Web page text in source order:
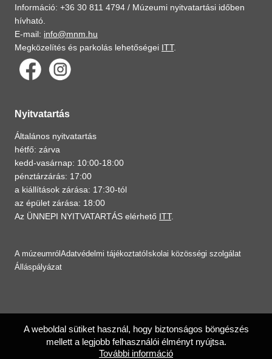
Információ: +36 30 811 4794 / Múzeumi nyitvatartási időben
hívható.
E-mail: info@mnm.hu
Megközelítés és parkolás lehetőségei ITT.
Nyitvatartás
Általános nyitvatartás
hétfő: zárva
kedd-vasárnap: 10:00-18:00
pénztárzárás: 17:00
a kiállítások zárása: 17:30-tól
az épület zárása: 18:00
Az ÜNNEPI NYITVATARTÁS elérhető ITT.
A múzeumról Adatvédelmi tájékoztató Iskolai közösségi szolgálat
Álláspályázat
A weboldal sütiket használ, hogy biztonságos böngészés
mellett a legjobb felhasználói élményt nyújtsa.
További információ